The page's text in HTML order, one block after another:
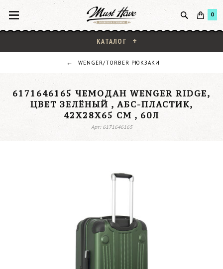
0
КАТАЛОГ
WENGER/TORBER РЮКЗАКИ
6171646165 ЧЕМОДАН WENGER RIDGE,
ЦВЕТ ЗЕЛЁНЫЙ , АБС-ПЛАСТИК,
42Х28Х65 СМ , 60Л
Арт: 6171646165